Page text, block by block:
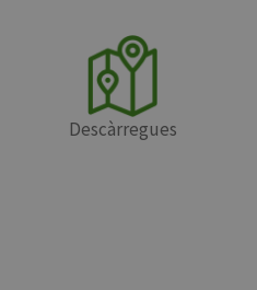
Descàrregues